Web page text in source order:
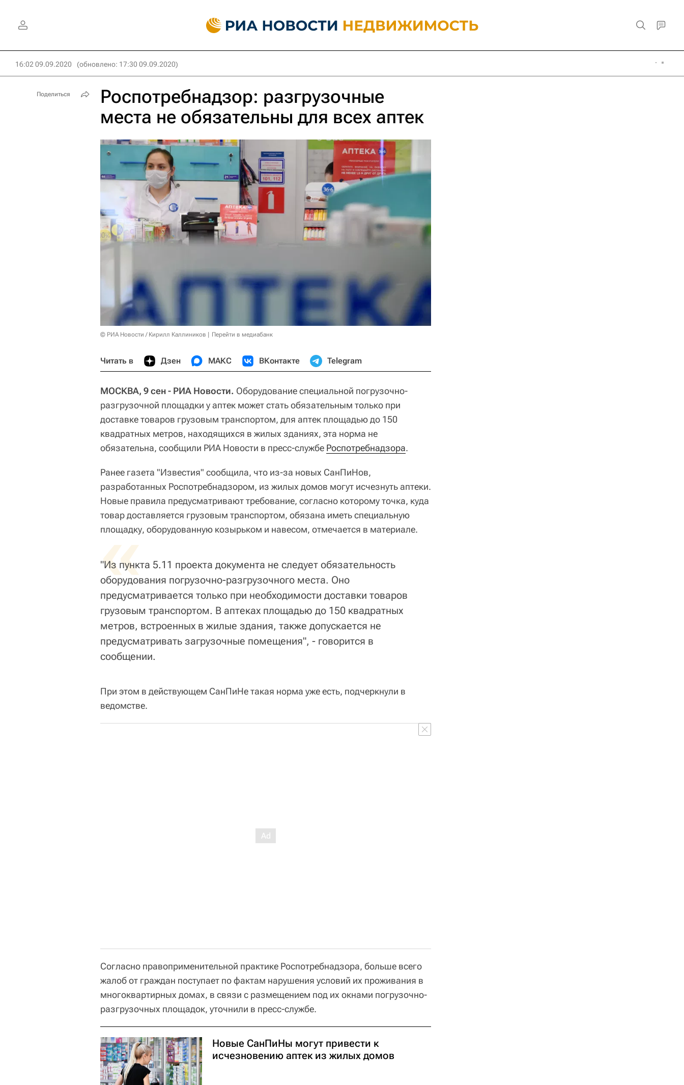
16:02 09.09.2020 (обновлено: 17:30 09.09.2020)
Роспотребнадзор: разгрузочные
места не обязательны для всех аптек
© РИА Новости / Кирилл Каллиников Перейти в медиабанк
Читать в Дзен МАКС ВКонтакте Telegram
МОСКВА, 9 сен - РИА Новости. Оборудование специальной погрузочно-
разгрузочной площадки у аптек может стать обязательным только при
доставке товаров грузовым транспортом, для аптек площадью до 150
квадратных метров, находящихся в жилых зданиях, эта норма не
обязательна, сообщили РИА Новости в пресс-службе Роспотребнадзора.
Ранее газета "Известия" сообщила, что из-за новых СанПиНов,
разработанных Роспотребнадзором, из жилых домов могут исчезнуть аптеки.
Новые правила предусматривают требование, согласно которому точка, куда
товар доставляется грузовым транспортом, обязана иметь специальную
площадку, оборудованную козырьком и навесом, отмечается в материале.
«
"Из пункта 5.11 проекта документа не следует обязательность
оборудования погрузочно-разгрузочного места. Оно
предусматривается только при необходимости доставки товаров
грузовым транспортом. В аптеках площадью до 150 квадратных
метров, встроенных в жилые здания, также допускается не
предусматривать загрузочные помещения", - говорится в
сообщении.
При этом в действующем СанПиНе такая норма уже есть, подчеркнули в
ведомстве.
Согласно правоприменительной практике Роспотребнадзора, больше всего
жалоб от граждан поступает по фактам нарушения условий их проживания в
многоквартирных домах, в связи с размещением под их окнами погрузочно-
разгрузочных площадок, уточнили в пресс-службе.
Новые СанПиНы могут привести к
исчезновению аптек из жилых домов
Поделиться